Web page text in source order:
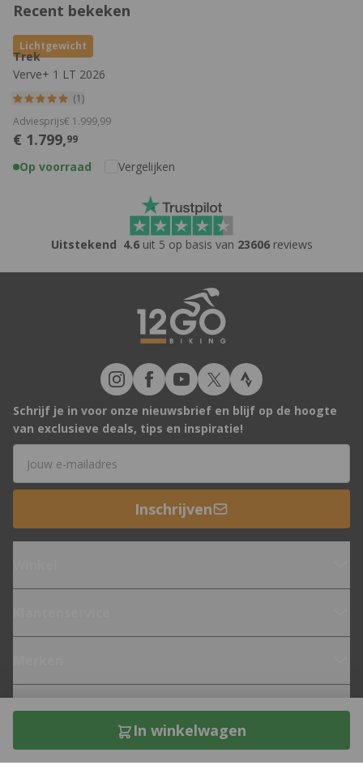
In winkelwagen
Recent bekeken
Lichtgewicht
Trek
Verve+ 1 LT 2026
(1)
€ 1.799,99
Adviesprijs€ 1.999,99
Op voorraad Vergelijken
Uitstekend 4.6uit 5 op basis van 23606reviews
Schrijf je in voor onze nieuwsbrief en blijf op de hoogte
van exclusieve deals, tips en inspiratie!
Inschrijven
Fietsen